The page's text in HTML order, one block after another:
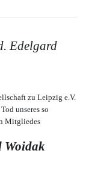
Edelgard
zu Leipzig e.V.
unseres so
Mitgliedes
Woidak